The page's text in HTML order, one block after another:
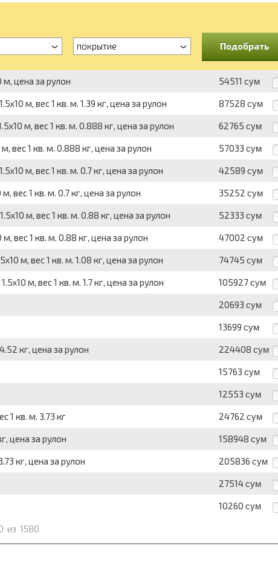
покрытие Подобрать
м, цена за рулон 54511 сум
м, вес 1 кв. м. 1.39 кг, цена за рулон 87528 сум
м, вес 1 кв. м. 0.888 кг, цена за рулон 62765 сум
вес 1 кв. м. 0.888 кг, цена за рулон 57033 сум
м, вес 1 кв. м. 0.7 кг, цена за рулон 42589 сум
вес 1 кв. м. 0.7 кг, цена за рулон 35252 сум
м, вес 1 кв. м. 0.88 кг, цена за рулон 52333 сум
вес 1 кв. м. 0.88 кг, цена за рулон 47002 сум
м, вес 1 кв. м. 1.08 кг, цена за рулон 74745 сум
м, вес 1 кв. м. 1.7 кг, цена за рулон 105927 сум
20693 сум
13699 сум
кг, цена за рулон 224408 сум
15763 сум
12553 сум
1 кв. м. 3.73 кг 24762 сум
цена за рулон 158948 сум
кг, цена за рулон 205836 сум
27514 сум
10260 сум
из 1580